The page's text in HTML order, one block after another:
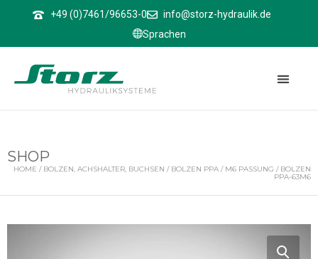
+49 (0)7461/96653-0
info@storz-hydraulik.de
Sprachen
SHOP
HOME / BOLZEN, ACHSHALTER, BUCHSEN / BOLZEN PPA / M6 PASSUNG / BOLZEN
PPA-63M6